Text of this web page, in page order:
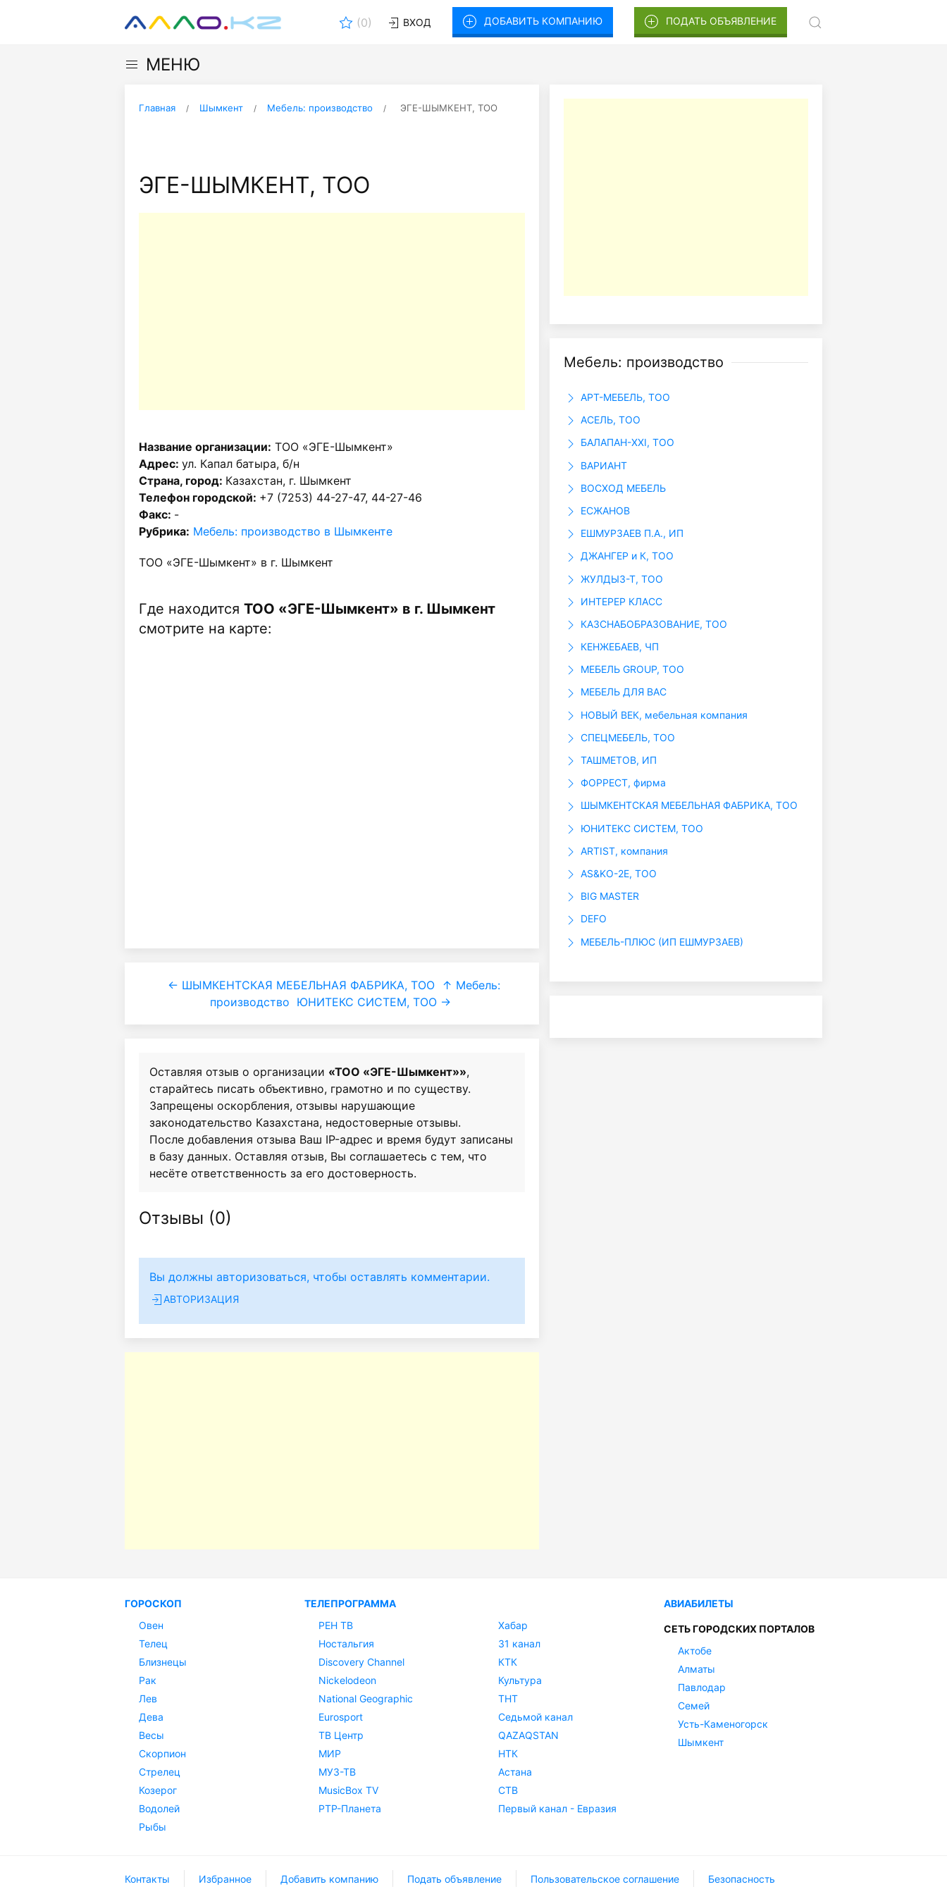
(0) ВХОД ДОБАВИТЬ КОМПАНИЮ ПОДАТЬ ОБЪЯВЛЕНИЕ
МЕНЮ
Главная Шымкент Мебель: производство ЭГЕ-ШЫМКЕНТ, ТОО
ЭГЕ-ШЫМКЕНТ, ТОО
Название организации: ТОО «ЭГЕ-Шымкент»
Адрес: ул. Капал батыра, б/н
Страна, город: Казахстан, г. Шымкент
Телефон городской: +7 (7253) 44-27-47, 44-27-46
Факс: -
Рубрика: Мебель: производство в Шымкенте
ТОО «ЭГЕ-Шымкент» в г. Шымкент
Где находится ТОО «ЭГЕ-Шымкент» в г. Шымкент
смотрите на карте:
← ШЫМКЕНТСКАЯ МЕБЕЛЬНАЯ ФАБРИКА, ТОО
↑ Мебель:
производство ЮНИТЕКС СИСТЕМ, ТОО →
Оставляя отзыв о организации «ТОО «ЭГЕ-Шымкент»»,
старайтесь писать объективно, грамотно и по существу.
Запрещены оскорбления, отзывы нарушающие
законодательство Казахстана, недостоверные отзывы.
После добавления отзыва Ваш IP-адрес и время будут записаны
в базу данных. Оставляя отзыв, Вы соглашаетесь с тем, что
несёте ответственность за его достоверность.
Отзывы (0)
Вы должны авторизоваться, чтобы оставлять комментарии.
АВТОРИЗАЦИЯ
Мебель: производство
АРТ-МЕБЕЛЬ, ТОО
АСЕЛЬ, ТОО
БАЛАПАН-XXI, ТОО
ВАРИАНТ
ВОСХОД МЕБЕЛЬ
ЕСЖАНОВ
ЕШМУРЗАЕВ П.А., ИП
ДЖАНГЕР и К, ТОО
ЖУЛДЫЗ-Т, ТОО
ИНТЕРЕР КЛАСС
КАЗСНАБОБРАЗОВАНИЕ, ТОО
КЕНЖЕБАЕВ, ЧП
МЕБЕЛЬ GROUP, ТОО
МЕБЕЛЬ ДЛЯ ВАС
НОВЫЙ ВЕК, мебельная компания
СПЕЦМЕБЕЛЬ, ТОО
ТАШМЕТОВ, ИП
ФОРРЕСТ, фирма
ШЫМКЕНТСКАЯ МЕБЕЛЬНАЯ ФАБРИКА, ТОО
ЮНИТЕКС СИСТЕМ, ТОО
ARTIST, компания
AS&KO-2E, ТОО
BIG MASTER
DEFO
МЕБЕЛЬ-ПЛЮС (ИП ЕШМУРЗАЕВ)
ГОРОСКОП
Овен
Телец
Близнецы
Рак
Лев
Дева
Весы
Скорпион
Стрелец
Козерог
Водолей
Рыбы
ТЕЛЕПРОГРАММА
РЕН ТВ
Ностальгия
Discovery Channel
Nickelodeon
National Geographic
Eurosport
ТВ Центр
МИР
МУЗ-ТВ
MusicBox TV
РТР-Планета
Хабар
31 канал
КТК
Культура
ТНТ
Седьмой канал
QAZAQSTAN
НТК
Астана
СТВ
Первый канал - Евразия
АВИАБИЛЕТЫ
СЕТЬ ГОРОДСКИХ ПОРТАЛОВ
Актобе
Алматы
Павлодар
Семей
Усть-Каменогорск
Шымкент
Контакты Избранное Добавить компанию Подать объявление Пользовательское соглашение Безопасность